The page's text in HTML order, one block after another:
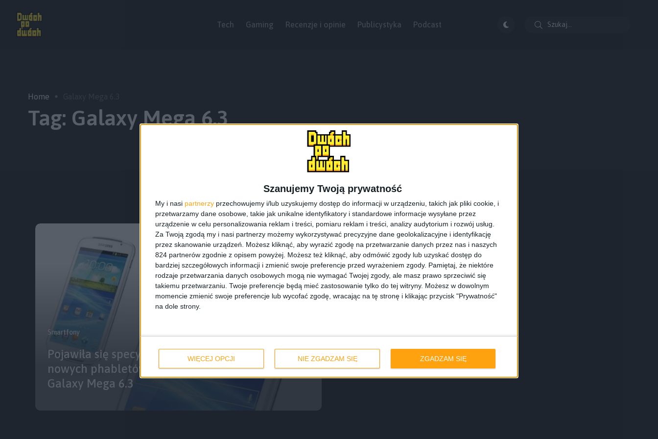
Szanujemy Twoją prywatność
My i nasi partnerzy przechowujemy i/lub uzyskujemy dostęp do informacji w urządzeniu, takich jak pliki cookie, i
przetwarzamy dane osobowe, takie jak unikalne identyfikatory i standardowe informacje wysyłane przez
urządzenie w celu personalizowania reklam i treści, pomiaru reklam i treści, analizy audytorium i rozwój usług.
Za Twoją zgodą my i nasi partnerzy możemy wykorzystywać precyzyjne dane geolokalizacyjne i identyfikację
przez skanowanie urządzeń. Możesz kliknąć, aby wyrazić zgodę na przetwarzanie danych przez nas i naszych
824 partnerów zgodnie z opisem powyżej. Możesz też kliknąć, aby odmówić zgody lub uzyskać dostęp do
bardziej szczegółowych informacji i zmienić swoje preferencje przed wyrażeniem zgody. Pamiętaj, że niektóre
rodzaje przetwarzania danych osobowych mogą nie wymagać Twojej zgody, ale masz prawo sprzeciwić się
takiemu przetwarzaniu. Twoje preferencje będą mieć zastosowanie tylko do tej witryny. Możesz w dowolnym
momencie zmienić swoje preferencje lub wycofać zgodę, wracając na tę stronę i klikając przycisk "Prywatność"
na dole strony.
WIĘCEJ OPCJI NIE ZGADZAM SIĘ ZGADZAM SIĘ
Tech Gaming Recenzje i opinie Publicystyka Podcast
Home
Tag: Galaxy Mega 6.3
Smartfony
Pojawiła się specyfikacja techniczna dwóch
nowych phabletów Samsunga – Galaxy Mega 5.8 i
Galaxy Mega 6.3